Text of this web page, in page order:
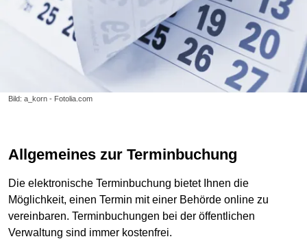
Bild: a_korn - Fotolia.com
Allgemeines zur Terminbuchung
Die elektronische Terminbuchung bietet Ihnen die
Möglichkeit, einen Termin mit einer Behörde online zu
vereinbaren. Terminbuchungen bei der öffentlichen
Verwaltung sind immer kostenfrei.